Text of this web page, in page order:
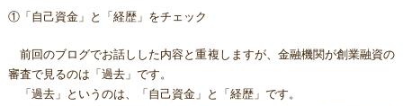
①「自己資金」と「経歴」をチェック
前回のブログでお話しした内容と重複しますが、金融機関が創業融資の
審査で見るのは「過去」です。
「過去」というのは、「自己資金」と「経歴」です。